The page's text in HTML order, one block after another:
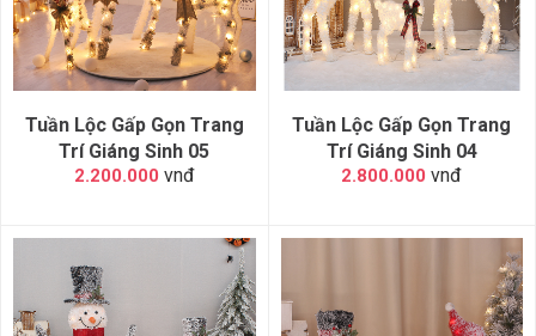
Tuần Lộc Gấp Gọn Trang
Trí Giáng Sinh 05
2.200.000 vnđ
Tuần Lộc Gấp Gọn Trang
Trí Giáng Sinh 04
2.800.000 vnđ